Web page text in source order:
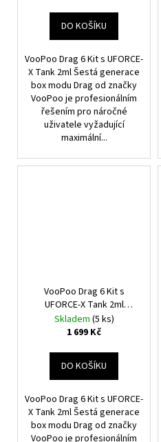
DO KOŠÍKU
VooPoo Drag 6 Kit s UFORCE-
X Tank 2ml Šestá generace
box modu Drag od značky
VooPoo je profesionálním
řešením pro náročné
uživatele vyžadující
maximální...
VooPoo Drag 6 Kit s
UFORCE-X Tank 2ml
(Brown)
Skladem (5 ks)
1 699 Kč
DO KOŠÍKU
VooPoo Drag 6 Kit s UFORCE-
X Tank 2ml Šestá generace
box modu Drag od značky
VooPoo je profesionálním